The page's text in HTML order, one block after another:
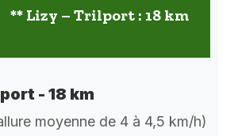
** Lizy – Trilport : 18 km
- 18 km
moyenne de 4 à 4,5 km/h)